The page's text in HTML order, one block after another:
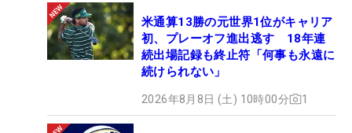
米通算13勝の元世界1位がキャリア
初、プレーオフ進出逃す 18年連
続出場記録も終止符「何事も永遠に
続けられない」
2026年8月8日 (土) 10時00分 1